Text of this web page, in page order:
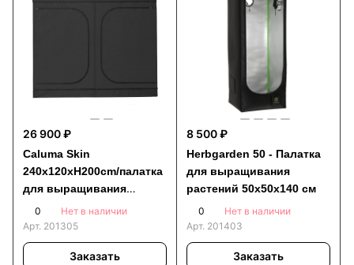
26 900 ₽
Caluma Skin
240x120xH200cm/палатка
для выращивания
растений
0
Нет в наличии
Арт. 201305
Заказать
8 500 ₽
Herbgarden 50 - Палатка
для выращивания
растений 50x50x140 см
0
Нет в наличии
Арт. 201403
Заказать